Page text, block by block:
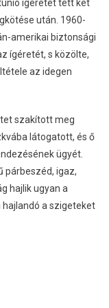
ígéretet tett két
után. 1960-
amerikai biztonsági
ígéretét, s közölte,
az idegen
szakított meg
látogatott, és ő
ügyét.
párbeszéd, igaz,
hajlik ugyan a
a szigeteket